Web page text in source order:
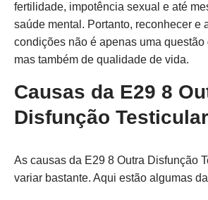
fertilidade, impotência sexual e até
saúde mental. Portanto, reconhecer e
condições não é apenas uma questão
mas também de qualidade de vida.
Causas da E29 8
Disfunção Testicular
As causas da E29 8 Outra Disfunção
variar bastante. Aqui estão algumas